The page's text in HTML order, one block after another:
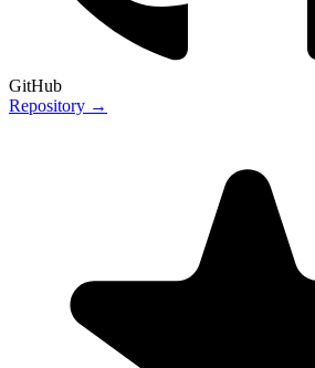
GitHub
Repository →